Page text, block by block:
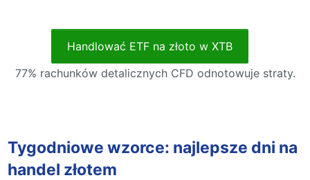
Handlować ETF na złoto w XTB
77% rachunków detalicznych CFD odnotowuje straty.
Tygodniowe wzorce: najlepsze dni na
handel złotem